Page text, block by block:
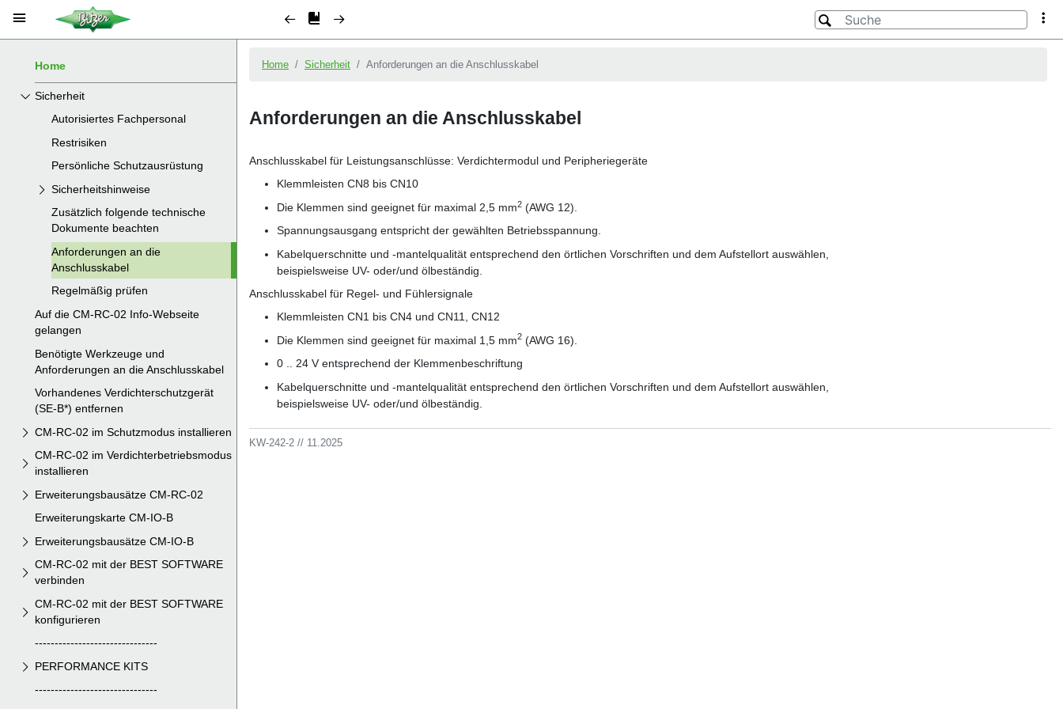
Home
Sicherheit
Autorisiertes Fachpersonal
Restrisiken
Persönliche Schutzausrüstung
Sicherheitshinweise
Zusätzlich folgende technische
Dokumente beachten
Anforderungen an die
Anschlusskabel
Regelmäßig prüfen
Auf die CM-RC-02 Info-Webseite
gelangen
Benötigte Werkzeuge und
Anforderungen an die Anschlusskabel
Vorhandenes Verdichterschutzgerät
(SE-B*) entfernen
CM-RC-02 im Schutzmodus installieren
CM-RC-02 im Verdichterbetriebsmodus
installieren
Erweiterungsbausätze CM-RC-02
Erweiterungskarte CM-IO-B
Erweiterungsbausätze CM-IO-B
CM-RC-02 mit der BEST SOFTWARE
verbinden
CM-RC-02 mit der BEST SOFTWARE
konfigurieren
-------------------------------
PERFORMANCE KITS
-------------------------------